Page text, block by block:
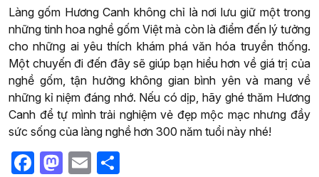
Làng gốm Hương Canh không chỉ là nơi lưu giữ một trong
những tinh hoa nghề gốm Việt mà còn là điểm đến lý tưởng
cho những ai yêu thích khám phá văn hóa truyền thống.
Một chuyến đi đến đây sẽ giúp bạn hiểu hơn về giá trị của
nghề gốm, tận hưởng không gian bình yên và mang về
những kỉ niệm đáng nhớ. Nếu có dịp, hãy ghé thăm Hương
Canh để tự mình trải nghiệm vẻ đẹp mộc mạc nhưng đầy
sức sống của làng nghề hơn 300 năm tuổi này nhé!
Facebook
Mastodon
Email